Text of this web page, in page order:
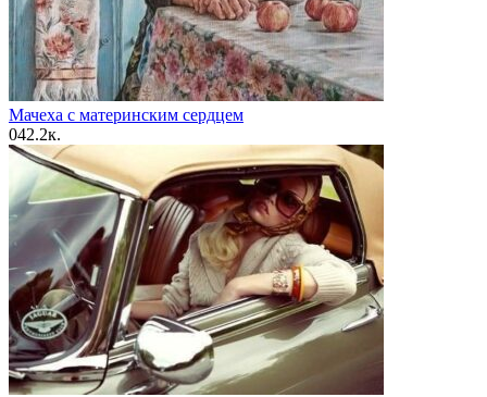
Мачеха с материнским сердцем
042.2к.